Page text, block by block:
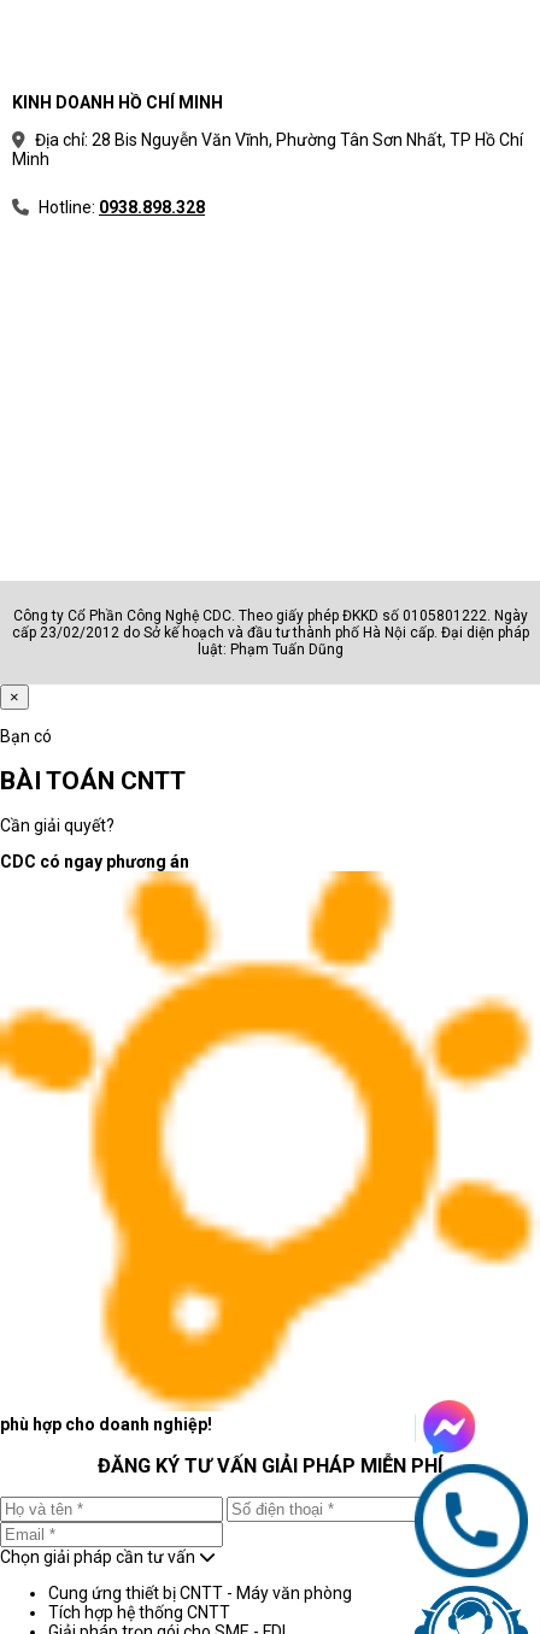
KINH DOANH HỒ CHÍ MINH
Địa chỉ: 28 Bis Nguyễn Văn Vĩnh, Phường Tân Sơn Nhất, TP Hồ Chí
Minh
Hotline: 0938.898.328
Công ty Cổ Phần Công Nghệ CDC. Theo giấy phép ĐKKD số 0105801222. Ngày
cấp 23/02/2012 do Sở kế hoạch và đầu tư thành phố Hà Nội cấp. Đại diện pháp
luật: Phạm Tuấn Dũng
×
Bạn có
BÀI TOÁN CNTT
Cần giải quyết?
CDC có ngay phương án
phù hợp cho doanh nghiệp!
ĐĂNG KÝ TƯ VẤN GIẢI PHÁP MIỄN PHÍ
Chọn giải pháp cần tư vấn
Cung ứng thiết bị CNTT - Máy văn phòng
Tích hợp hệ thống CNTT